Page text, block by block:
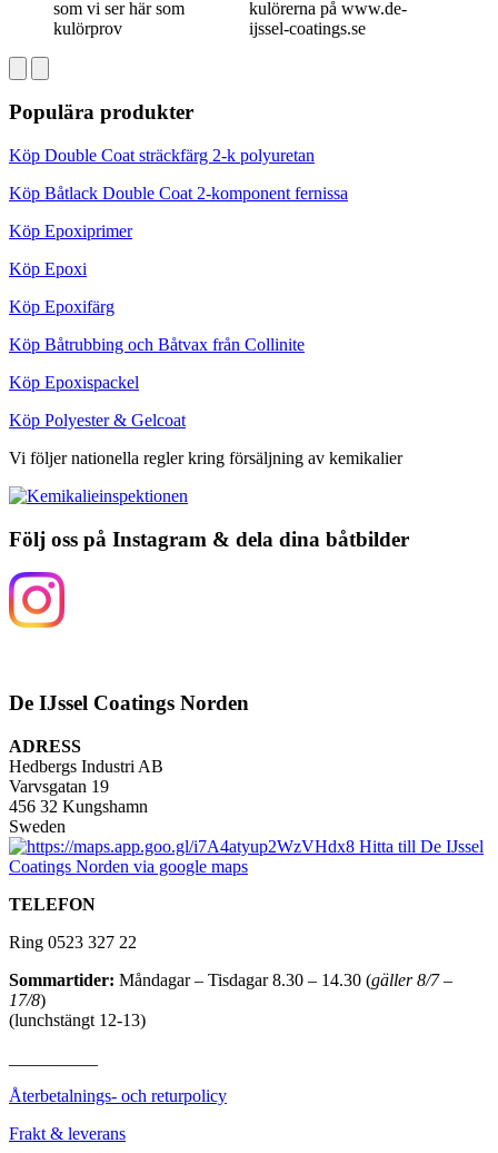
Populära produkter
Köp Double Coat sträckfärg 2-k polyuretan
Köp Båtlack Double Coat 2-komponent fernissa
Köp Epoxiprimer
Köp Epoxi
Köp Epoxifärg
Köp Båtrubbing och Båtvax från Collinite
Köp Epoxispackel
Köp Polyester & Gelcoat
Vi följer nationella regler kring försäljning av kemikalier
Följ oss på Instagram & dela dina båtbilder
De IJssel Coatings Norden
ADRESS
Hedbergs Industri AB
Varvsgatan 19
456 32 Kungshamn
Sweden
TELEFON
Ring 0523 327 22
Sommartider: Måndagar – Tisdagar 8.30 – 14.30 (gäller 8/7 –
17/8)
(lunchstängt 12-13)
Återbetalnings- och returpolicy
Frakt & leverans